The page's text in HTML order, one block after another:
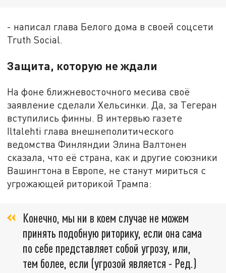
- написал глава Белого дома в своей соцсети
Truth Social.
Защита, которую не ждали
На фоне ближневосточного месива своё
заявление сделали Хельсинки. Да, за Тегеран
вступились финны. В интервью газете
Iltalehti глава внешнеполитического
ведомства Финляндии Элина Валтонен
сказала, что её страна, как и другие союзники
Вашингтона в Европе, не станут мириться с
угрожающей риторикой Трампа:
Конечно, мы ни в коем случае не можем
принять подобную риторику, если она сама
по себе представляет собой угрозу, или,
тем более, если (угрозой является - Ред.)